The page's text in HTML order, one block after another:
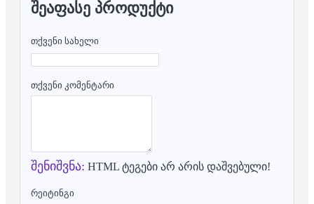
ᲨᲔᲐᲤᲐᲡᲔ ᲞᲠᲝᲓᲣᲥᲢᲘ
თქვენი სახელი
თქვენი კომენტარი
შენიშვნა: HTML ტეგები არ არის დაშვებული!
რეიტინგი